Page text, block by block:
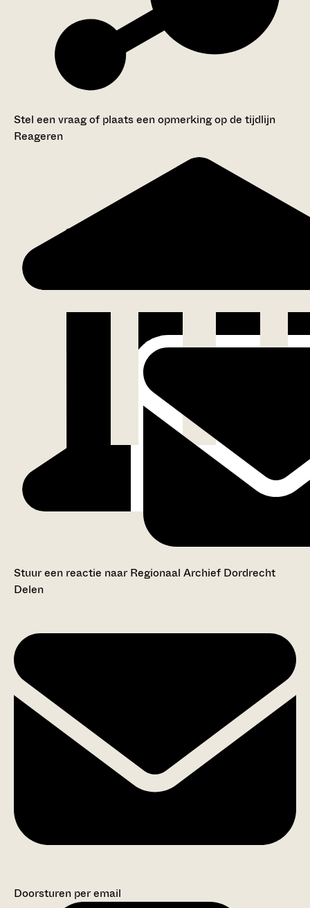
Stel een vraag of plaats een opmerking op de tijdlijn
Reageren
Stuur een reactie naar Regionaal Archief Dordrecht
Delen
Doorsturen per email